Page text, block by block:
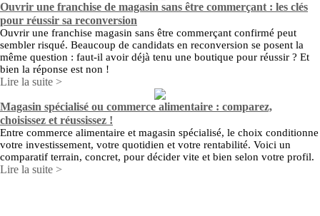
Ouvrir une franchise de magasin sans être commerçant : les clés
pour réussir sa reconversion
Ouvrir une franchise magasin sans être commerçant confirmé peut
sembler risqué. Beaucoup de candidats en reconversion se posent la
même question : faut-il avoir déjà tenu une boutique pour réussir ? Et
bien la réponse est non !
Lire la suite >
Magasin spécialisé ou commerce alimentaire : comparez,
choisissez et réussissez !
Entre commerce alimentaire et magasin spécialisé, le choix conditionne
votre investissement, votre quotidien et votre rentabilité. Voici un
comparatif terrain, concret, pour décider vite et bien selon votre profil.
Lire la suite >